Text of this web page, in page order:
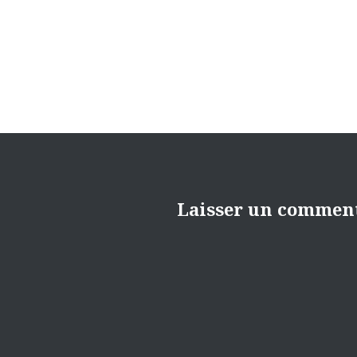
Laisser un